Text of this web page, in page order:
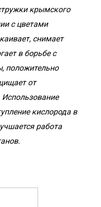
крымского
с цветами
снимает
в борьбе с
положительно
от
Использование
кислорода в
работа